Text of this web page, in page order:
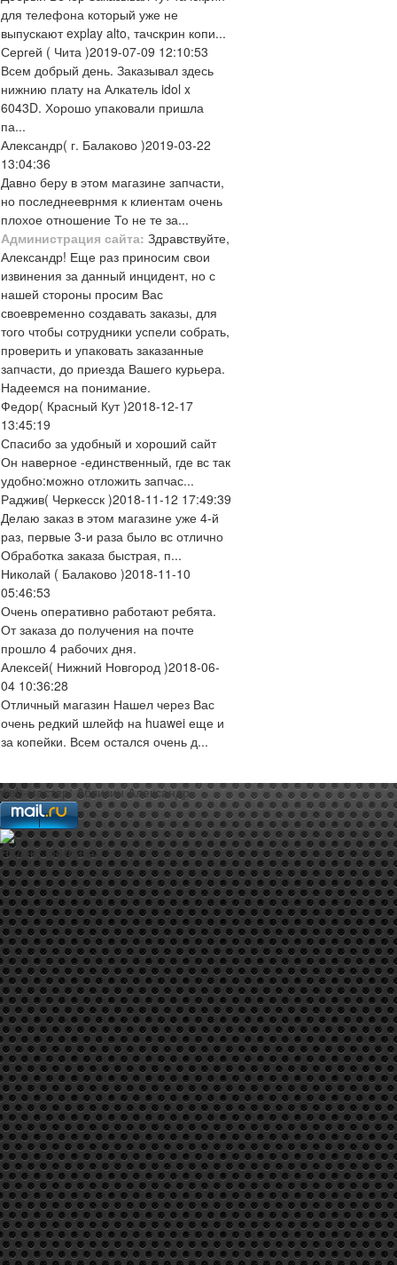
для телефона который уже не
выпускают explay alto, тачскрин копи...
Сергей ( Чита )2019-07-09 12:10:53
Всем добрый день. Заказывал здесь
нижнию плату на Алкатель idol x
6043D. Хорошо упаковали пришла
па...
Александр( г. Балаково )2019-03-22
13:04:36
Давно беру в этом магазине запчасти,
но последнееврнмя к клиентам очень
плохое отношение То не те за...
Администрация сайта: Здравствуйте,
Александр! Еще раз приносим свои
извинения за данный инцидент, но с
нашей стороны просим Вас
своевременно создавать заказы, для
того чтобы сотрудники успели собрать,
проверить и упаковать заказанные
запчасти, до приезда Вашего курьера.
Надеемся на понимание.
Федор( Красный Кут )2018-12-17
13:45:19
Спасибо за удобный и хороший сайт
Он наверное -единственный, где вс так
удобно:можно отложить запчас...
Раджив( Черкесск )2018-11-12 17:49:39
Делаю заказ в этом магазине уже 4-й
раз, первые 3-и раза было вс отлично
Обработка заказа быстрая, п...
Николай ( Балаково )2018-11-10
05:46:53
Очень оперативно работают ребята.
От заказа до получения на почте
прошло 4 рабочих дня.
Алексей( Нижний Новгород )2018-06-
04 10:36:28
Отличный магазин Нашел через Вас
очень редкий шлейф на huawei еще и
за копейки. Всем остался очень д...
web-мастер:Аблизин Александр